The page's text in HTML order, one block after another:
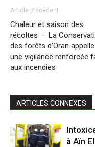
Article précédent
Chaleur et saison des
récoltes – La
des forêts d’Oran
une vigilance renforcée
aux incendies
ARTICLES CONNEXES
à Aïn